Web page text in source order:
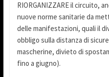
RIORGANIZZARE il circuito,
nuove norme sanitarie da
delle manifestazioni, quali il
obbligo sulla distanza di
mascherine, divieto di
fino a giugno).